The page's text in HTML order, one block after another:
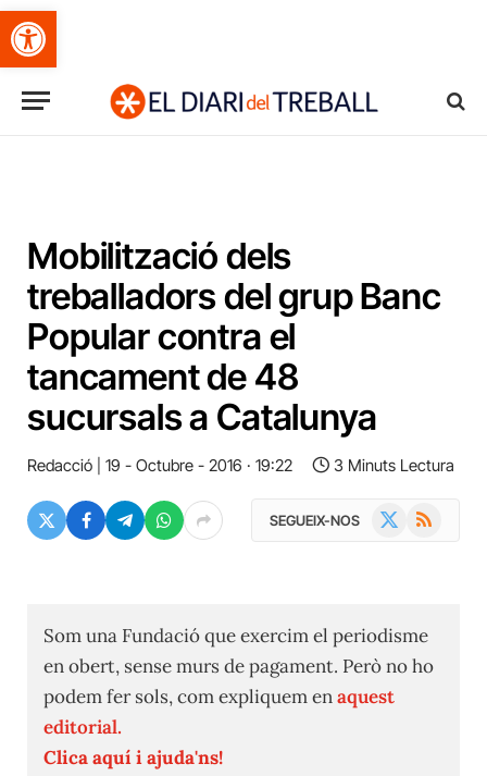
Obre la barra d'eines
Mobilització dels
treballadors del grup Banc
Popular contra el
tancament de 48
sucursals a Catalunya
Redacció 19 - Octubre - 2016 · 19:22 3 Minuts Lectura
SEGUEIX-NOS RSS
Som una Fundació que exercim el periodisme
en obert, sense murs de pagament. Però no ho
podem fer sols, com expliquem enaquest
editorial.
Clica aquí i ajuda'ns!